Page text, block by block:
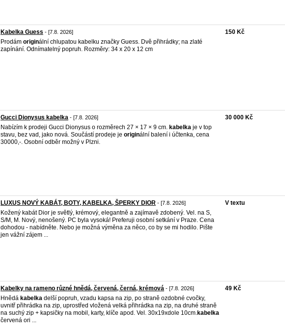
Kabelka Guess - [7.8. 2026]
Prodám originální chlupatou kabelku značky Guess. Dvě přihrádky; na zlaté
zapínání. Odnímatelný popruh. Rozměry: 34 x 20 x 12 cm
150 Kč
Gucci Dionysus kabelka - [7.8. 2026]
Nabízím k prodeji Gucci Dionysus o rozměrech 27 × 17 × 9 cm. kabelka je v top
stavu, bez vad, jako nová. Součástí prodeje je originální balení i účtenka, cena
30000,-. Osobní odběr možný v Plzni.
30 000 Kč
LUXUS NOVÝ KABÁT, BOTY, KABELKA, ŠPERKY DIOR - [7.8. 2026]
Kožený kabát Dior je světlý, krémový, elegantně a zajímavě zdobený. Vel. na S,
S/M, M. Nový, nenošený. PC byla vysoká! Preferuji osobní setkání v Praze. Cena
dohodou - nabídněte. Nebo je možná výměna za něco, co by se mi hodilo. Pište
jen vážní zájem ...
V textu
Kabelky na rameno různé hnědá, červená, černá, krémová - [7.8. 2026]
Hnědá kabelka delší popruh, vzadu kapsa na zip, po straně ozdobné cvočky,
uvnitř přihrádka na zip, uprostřed vložená velká přihrádka na zip, na druhé straně
na suchý zip + kapsičky na mobil, karty, klíče apod. Vel. 30x19xdole 10cm.kabelka
červená ori ...
49 Kč